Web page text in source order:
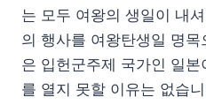
는 모두 여왕의 생일이 내
의 행사를 여왕탄생일 명
은 입헌군주제 국가인 일
를 열지 못할 이유는 없습